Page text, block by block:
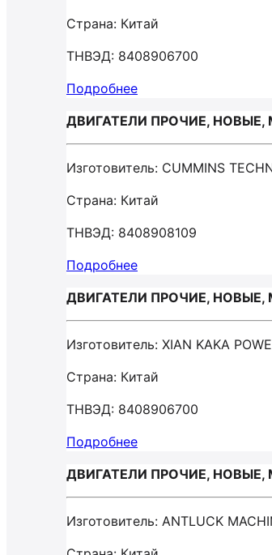
Страна: Китай
ТНВЭД: 8408906700
Подробнее
ДВИГАТЕЛИ ПРОЧИЕ, НОВЫЕ,
Изготовитель: CUMMINS
Страна: Китай
ТНВЭД: 8408908109
Подробнее
ДВИГАТЕЛИ ПРОЧИЕ, НОВЫЕ,
Изготовитель: XIAN KAKA
Страна: Китай
ТНВЭД: 8408906700
Подробнее
ДВИГАТЕЛИ ПРОЧИЕ, НОВЫЕ,
Изготовитель: ANTLUCK